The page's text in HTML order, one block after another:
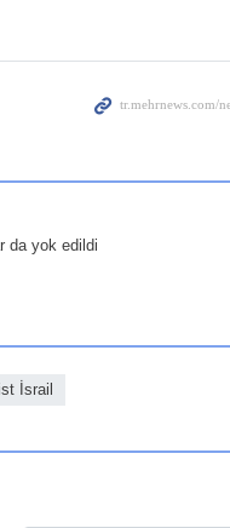
da yok edildi
İsrail